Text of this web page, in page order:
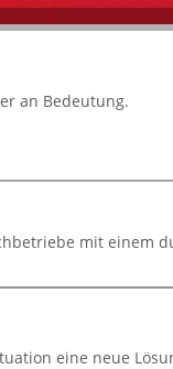
an Bedeutung.
mit einem
eine neue